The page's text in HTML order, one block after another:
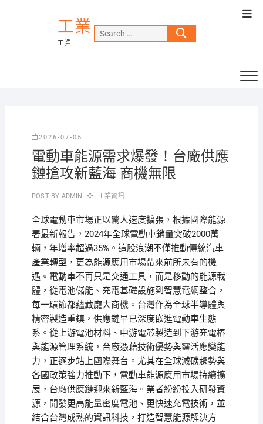
工業
工業
Search
…
2026-07-05
電動車能源需求爆發！台廠供應
鏈搶攻新藍海 商機無限
POST BY ADMIN 工業資訊
全球電動車市場正以驚人速度擴張，根據國際能源
署最新報告，2024年全球電動車銷量突破2000萬
輛，年增率超過35%。這股浪潮不僅推動傳統汽車
產業轉型，更為能源應用市場帶來前所未有的機
遇。電動車不再只是交通工具，而是移動的能源載
體，從電池儲能、充電基礎設施到智慧電網整合，
每一環節都蘊藏龐大商機。台灣作為全球半導體與
精密製造重鎮，供應鏈早已深度嵌進電動車生態
系。從上游電池材料、中游電芯製造到下游充電樁
與能源管理系統，台廠憑藉技術優勢與靈活應變能
力，正逐步站上國際舞台。尤其在全球減碳趨勢與
各國政策強力推動下，電動車能源應用市場持續擴
展，台廠供應鏈迎來新藍海。業者紛紛投入研發資
源，開發更高能量密度電池、更快速充電技術，並
結合台灣成熟的資訊科技，打造智慧能源解決方